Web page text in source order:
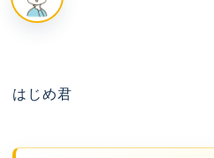
はじめ君